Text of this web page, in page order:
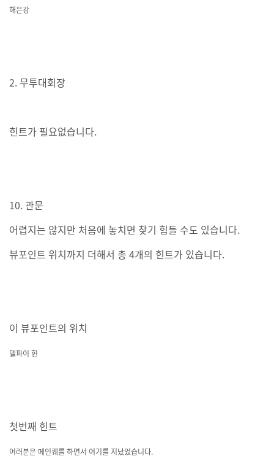
해은강
2. 무투대회장
힌트가 필요없습니다.
10. 관문
어렵지는 않지만 처음에 놓치면 찾기 힘들 수도 있습니다.
뷰포인트 위치까지 더해서 총 4개의 힌트가 있습니다.
이 뷰포인트의 위치
델파이 현
첫번째 힌트
여러분은 메인퀘를 하면서 여기를 지났었습니다.